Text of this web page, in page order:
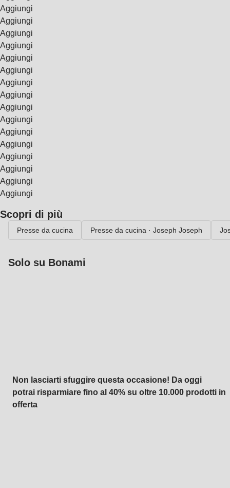
Aggiungi
Aggiungi
Aggiungi
Aggiungi
Aggiungi
Aggiungi
Aggiungi
Aggiungi
Aggiungi
Aggiungi
Aggiungi
Aggiungi
Aggiungi
Aggiungi
Aggiungi
Aggiungi
Scopri di più
Presse da cucina Presse da cucina · Joseph Joseph
Solo su Bonami
Non lasciarti sfuggire questa occasione! Da oggi
potrai risparmiare fino al 40% su oltre 10.000 prodotti in
offerta